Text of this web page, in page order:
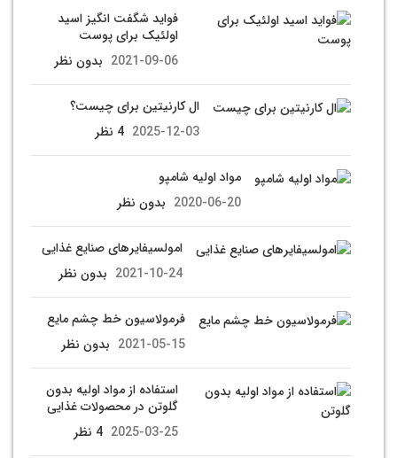
فواید شگفت انگیز اسید
اولئیک برای پوست
2021-09-06 بدون نظر
ال کارنیتین برای چیست؟
2025-12-03 4 نظر
مواد اوليه شامپو
2020-06-20 بدون نظر
امولسیفایرهای صنایع غذایی
2021-10-24 بدون نظر
فرمولاسیون خط چشم مایع
2021-05-15 بدون نظر
استفاده از مواد اولیه بدون
گلوتن در محصولات غذایی
2025-03-25 4 نظر